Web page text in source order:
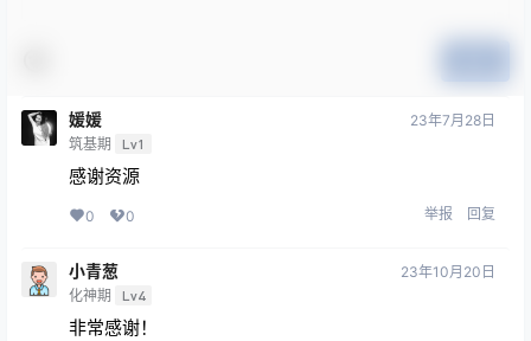
媛媛
筑基期 Lv1
23年7月28日
感谢资源
0 0 举报 回复
小青葱
化神期 Lv4
23年10月20日
非常感谢！